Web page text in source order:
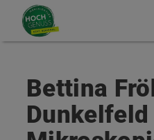
Zum Inhalt
Zum Seitenanfang
Bettina
Dunkelfeld